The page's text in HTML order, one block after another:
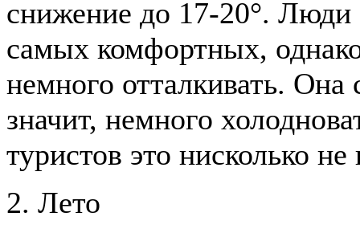
снижение до 17-20°. Люди
самых комфортных,
немного отталкивать. Она
значит, немного
туристов это нисколько не
2. Лето